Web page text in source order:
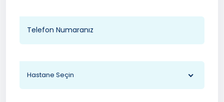
Hastane Seçin